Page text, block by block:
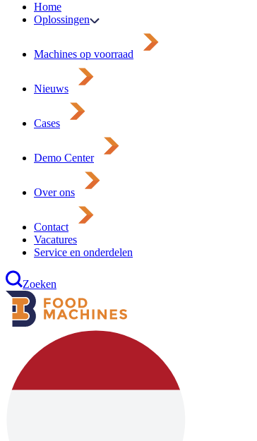
Home
Oplossingen
Machines op voorraad
Nieuws
Cases
Demo Center
Over ons
Contact
Vacatures
Service en onderdelen
Zoeken